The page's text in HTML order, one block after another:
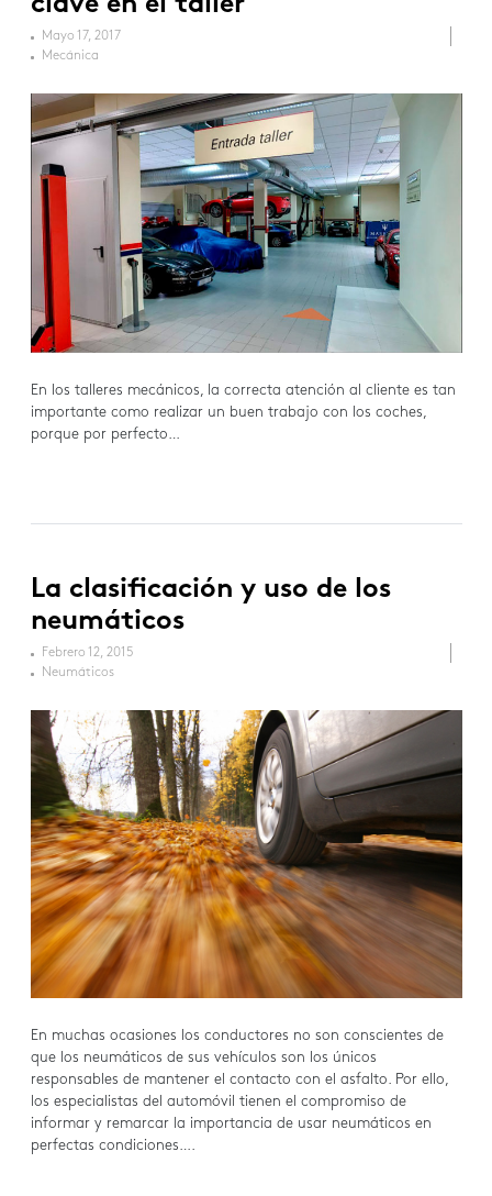
Mayo 17, 2017
Mecánica
En los talleres mecánicos, la correcta atención al cliente es tan
importante como realizar un buen trabajo con los coches,
porque por perfecto…
La clasificación y uso de los
neumáticos
Febrero 12, 2015
Neumáticos
En muchas ocasiones los conductores no son conscientes de
que los neumáticos de sus vehículos son los únicos
responsables de mantener el contacto con el asfalto. Por ello,
los especialistas del automóvil tienen el compromiso de
informar y remarcar la importancia de usar neumáticos en
perfectas condiciones….